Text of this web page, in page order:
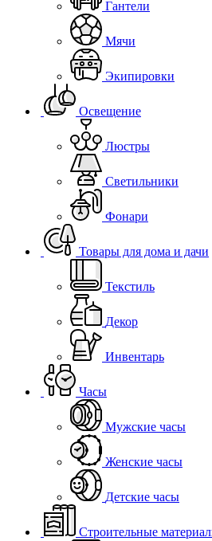
Гантели
Мячи
Экипировки
Освещение
Люстры
Светильники
Фонари
Товары для дома и дачи
Текстиль
Декор
Инвентарь
Часы
Мужские часы
Женские часы
Детские часы
Строительные